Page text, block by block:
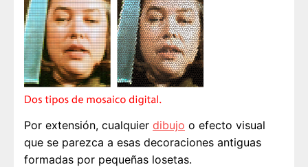
Por extensión, cualquier dibujo o efecto visual
que se parezca a esas decoraciones antiguas
formadas por pequeñas losetas.